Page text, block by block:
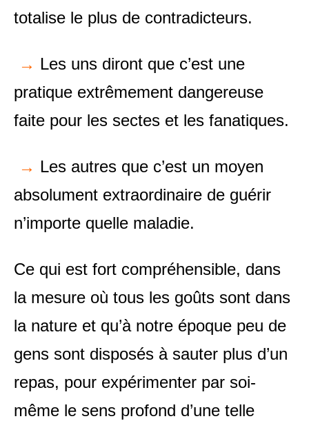
totalise le plus de contradicteurs.
→ Les uns diront que c’est une
pratique extrêmement dangereuse
faite pour les sectes et les fanatiques.
→ Les autres que c’est un moyen
absolument extraordinaire de guérir
n’importe quelle maladie.
Ce qui est fort compréhensible, dans
la mesure où tous les goûts sont dans
la nature et qu’à notre époque peu de
gens sont disposés à sauter plus d’un
repas, pour expérimenter par soi-
même le sens profond d’une telle